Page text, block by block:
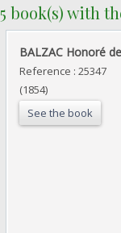
5 book(s) with
‎BALZAC Honoré de‎
Reference : 25347
(1854)
See the book